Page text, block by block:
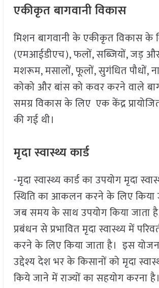
एकीकृत बागवानी विकास
मिशन बागवानी के एकीकृत विकास के
(एमआईडीएच), फलों, सब्जियों, जड़
मशरूम, मसालों, फूलों, सुगंधित पौधों,
कोको और बांस को कवर करने वाले
समग्र विकास के लिए एक केंद्र
की गई थी।
मृदा स्वास्थ्य कार्ड
-मृदा स्वास्थ्य कार्ड का उपयोग मृदा
स्थिति का आकलन करने के लिए किया
जब समय के साथ उपयोग किया जाता
प्रबंधन से प्रभावित मृदा स्वास्थ्य में
करने के लिए किया जाता है। इस
उद्देश्य देश भर के किसानों को मृदा
किये जाने में राज्यों का सहयोग करना है।